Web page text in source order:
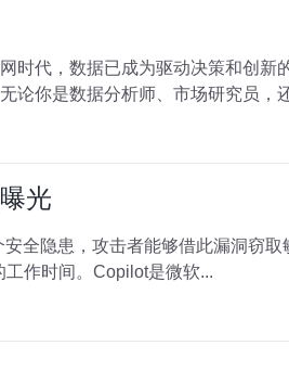
时代，数据已成为驱动决策和创新
论你是数据分析师、市场研究员，
光
全隐患，攻击者能够借此漏洞窃取
工作时间。Copilot是微软...